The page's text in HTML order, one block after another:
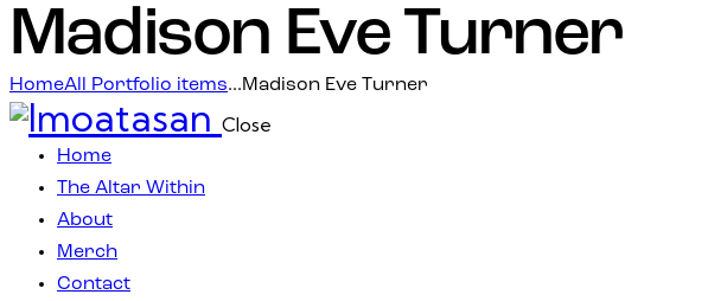
Madison Eve Turner
HomeAll Portfolio items...Madison Eve Turner
Close
Home
The Altar Within
About
Merch
Contact